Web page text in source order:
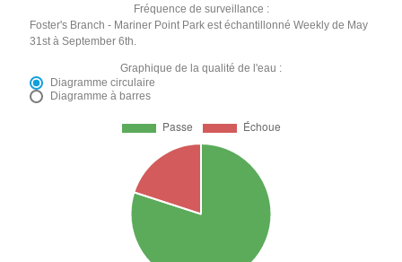
Fréquence de surveillance :
Foster's Branch - Mariner Point Park est échantillonné Weekly de May
31st à September 6th.
Graphique de la qualité de l'eau :
Diagramme circulaire
Diagramme à barres